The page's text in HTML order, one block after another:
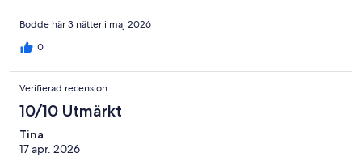
Bodde här 3 nätter i maj 2026
0
Verifierad recension
10/10 Utmärkt
Tina
17 apr. 2026